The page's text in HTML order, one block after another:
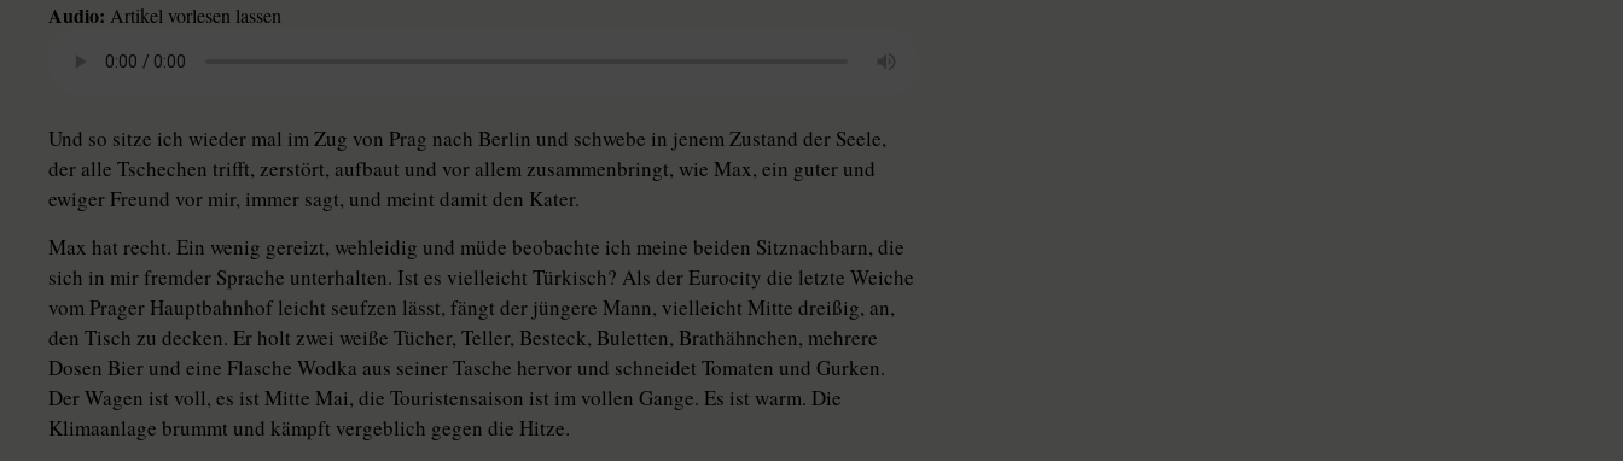
Audio: Artikel vorlesen lassen
Und so sitze ich wieder mal im Zug von Prag nach Berlin und schwebe in jenem Zustand der Seele,
der alle Tschechen trifft, zerstört, aufbaut und vor allem zusammenbringt, wie Max, ein guter und
ewiger Freund vor mir, immer sagt, und meint damit den Kater.
Max hat recht. Ein wenig gereizt, wehleidig und müde beobachte ich meine beiden Sitznachbarn, die
sich in mir fremder Sprache unterhalten. Ist es vielleicht Türkisch? Als der Eurocity die letzte Weiche
vom Prager Hauptbahnhof leicht seufzen lässt, fängt der jüngere Mann, vielleicht Mitte dreißig, an,
den Tisch zu decken. Er holt zwei weiße Tücher, Teller, Besteck, Buletten, Brathähnchen, mehrere
Dosen Bier und eine Flasche Wodka aus seiner Tasche hervor und schneidet Tomaten und Gurken.
Der Wagen ist voll, es ist Mitte Mai, die Touristensaison ist im vollen Gange. Es ist warm. Die
Klimaanlage brummt und kämpft vergeblich gegen die Hitze.